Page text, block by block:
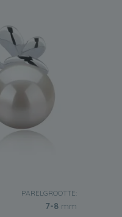
PARELGROOTTE:
7-8 mm